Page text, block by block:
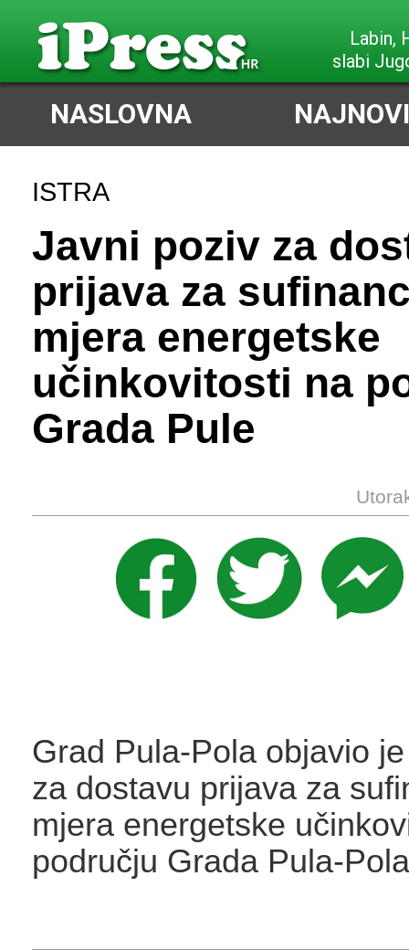
Labin,
slabi
NASLOVNA
ISTRA
Javni poziv za
prijava za
mjera energetske
učinkovitosti na
Grada Pule
Grad Pula-Pola objavio
za dostavu prijava za
mjera energetske
području Grada Pula-